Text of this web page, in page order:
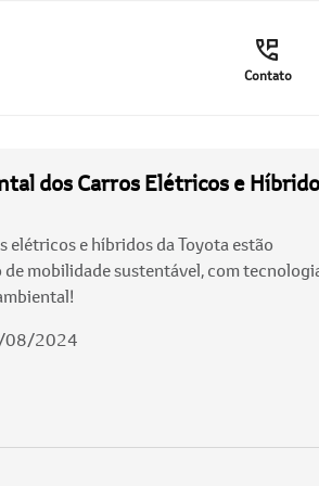
Contato
dos Carros Elétricos e
elétricos e híbridos da Toyota estão
mobilidade sustentável, com
08/2024